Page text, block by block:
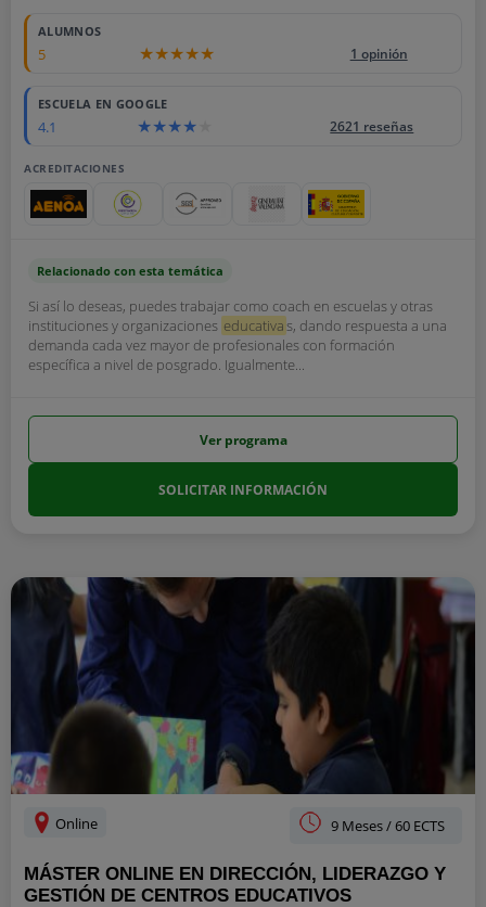
ALUMNOS
5 1 opinión
ESCUELA EN GOOGLE
4.1 2621 reseñas
ACREDITACIONES
Relacionado con esta temática
Si así lo deseas, puedes trabajar como coach en escuelas y otras
instituciones y organizaciones educativas, dando respuesta a una
demanda cada vez mayor de profesionales con formación
específica a nivel de posgrado. Igualmente...
Ver programa
SOLICITAR INFORMACIÓN
Online 9 Meses / 60 ECTS
MÁSTER ONLINE EN DIRECCIÓN, LIDERAZGO Y
GESTIÓN DE CENTROS EDUCATIVOS